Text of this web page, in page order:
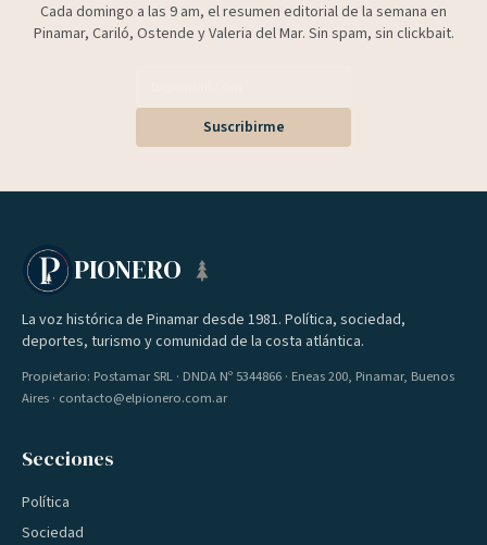
Cada domingo a las 9 am, el resumen editorial de la semana en
Pinamar, Cariló, Ostende y Valeria del Mar. Sin spam, sin clickbait.
Suscribirme
PIONERO
La voz histórica de Pinamar desde 1981. Política, sociedad,
deportes, turismo y comunidad de la costa atlántica.
Propietario: Postamar SRL · DNDA Nº 5344866 · Eneas 200, Pinamar, Buenos
Aires · contacto@elpionero.com.ar
Secciones
Política
Sociedad